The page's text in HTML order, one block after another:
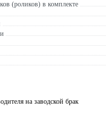
(роликов) в комплекте
на заводской брак